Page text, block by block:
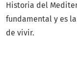
Historia del
fundamental y es
de vivir.